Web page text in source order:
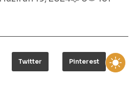
Twitter Pinterest